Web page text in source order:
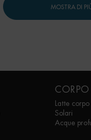
MOSTRA DI
CORPO
Latte corpo
Solari
Acque